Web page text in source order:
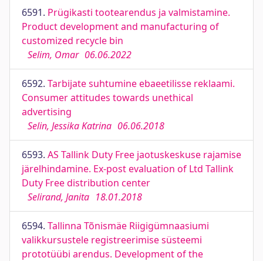
6591. Prügikasti tootearendus ja valmistamine.
Product development and manufacturing of
customized recycle bin
Selim, Omar 06.06.2022
6592. Tarbijate suhtumine ebaeetilisse reklaami.
Consumer attitudes towards unethical
advertising
Selin, Jessika Katrina 06.06.2018
6593. AS Tallink Duty Free jaotuskeskuse rajamise
järelhindamine. Ex-post evaluation of Ltd Tallink
Duty Free distribution center
Selirand, Janita 18.01.2018
6594. Tallinna Tõnismäe Riigigümnaasiumi
valikkursustele registreerimise süsteemi
prototüübi arendus. Development of the